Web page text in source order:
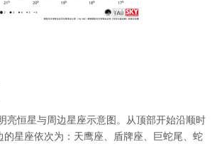
亮恒星与周边星座示意图。从顶部开始沿顺时
的星座依次为：天鹰座、盾牌座、巨蛇尾、蛇